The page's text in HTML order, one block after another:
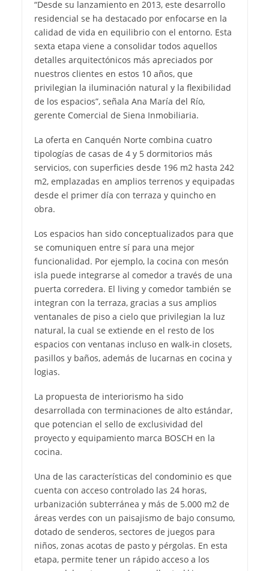
“Desde su lanzamiento en 2013, este desarrollo
residencial se ha destacado por enfocarse en la
calidad de vida en equilibrio con el entorno. Esta
sexta etapa viene a consolidar todos aquellos
detalles arquitectónicos más apreciados por
nuestros clientes en estos 10 años, que
privilegian la iluminación natural y la flexibilidad
de los espacios”, señala Ana María del Río,
gerente Comercial de Siena Inmobiliaria.
La oferta en Canquén Norte combina cuatro
tipologías de casas de 4 y 5 dormitorios más
servicios, con superficies desde 196 m2 hasta 242
m2, emplazadas en amplios terrenos y equipadas
desde el primer día con terraza y quincho en
obra.
Los espacios han sido conceptualizados para que
se comuniquen entre sí para una mejor
funcionalidad. Por ejemplo, la cocina con mesón
isla puede integrarse al comedor a través de una
puerta corredera. El living y comedor también se
integran con la terraza, gracias a sus amplios
ventanales de piso a cielo que privilegian la luz
natural, la cual se extiende en el resto de los
espacios con ventanas incluso en walk-in closets,
pasillos y baños, además de lucarnas en cocina y
logias.
La propuesta de interiorismo ha sido
desarrollada con terminaciones de alto estándar,
que potencian el sello de exclusividad del
proyecto y equipamiento marca BOSCH en la
cocina.
Una de las características del condominio es que
cuenta con acceso controlado las 24 horas,
urbanización subterránea y más de 5.000 m2 de
áreas verdes con un paisajismo de bajo consumo,
dotado de senderos, sectores de juegos para
niños, zonas acotas de pasto y pérgolas. En esta
etapa, permite tener un rápido acceso a los